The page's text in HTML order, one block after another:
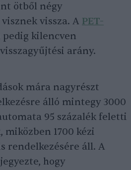
ötből négy
vissza. A PET-
pedig kilencven
arány.
mára nagyrészt
álló mintegy 3000
95 százalék feletti
1700 kézi
rendelkezésére áll. A
hogy